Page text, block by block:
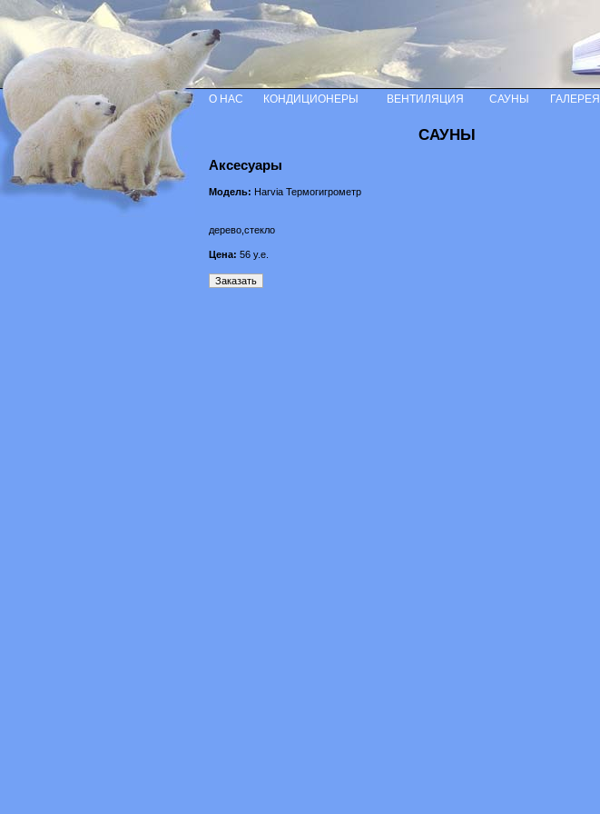
САУНЫ
Аксесуары
Модель: Harvia Термогигрометр
дерево,стекло
Цена: 56 у.е.
О НАС КОНДИЦИОНЕРЫ ВЕНТИЛЯЦИЯ САУНЫ ГАЛЕРЕЯ